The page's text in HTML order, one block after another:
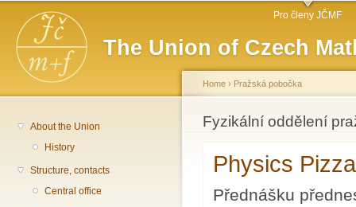
The Union of Czech
Main menu Pro členy JČMF
About the Union
History
Structure, contacts
Central office
You are here
Home › Pražská pobočka
Fyzikální oddělení
Physics
Přednášku